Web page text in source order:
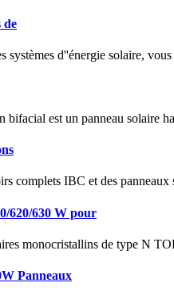
de
d''énergie solaire,
est un panneau solaire
complets IBC et des
620/630 W pour
monocristallins de type N
Panneaux